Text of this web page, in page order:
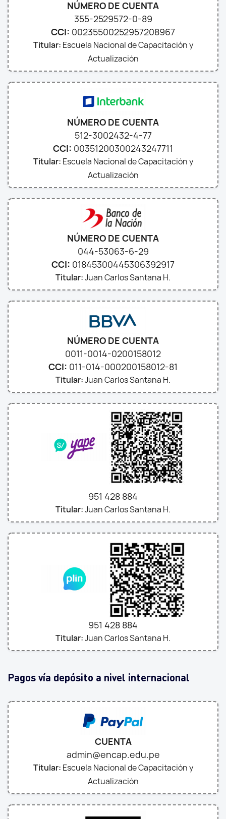
NÚMERO DE CUENTA
355-2529572-0-89
CCI: 00235500252957208967
Titular: Escuela Nacional de Capacitación y
Actualización
NÚMERO DE CUENTA
512-3002432-4-77
CCI: 00351200300243247711
Titular: Escuela Nacional de Capacitación y
Actualización
NÚMERO DE CUENTA
044-53063-6-29
CCI: 01845300445306392917
Titular:Juan Carlos Santana H.
NÚMERO DE CUENTA
0011-0014-0200158012
CCI: 011-014-000200158012-81
Titular:Juan Carlos Santana H.
951 428 884
Titular:Juan Carlos Santana H.
951 428 884
Titular:Juan Carlos Santana H.
Pagos vía depósito a nivel internacional
CUENTA
admin@encap.edu.pe
Titular: Escuela Nacional de Capacitación y
Actualización